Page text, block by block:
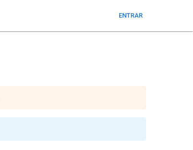
ENTRAR